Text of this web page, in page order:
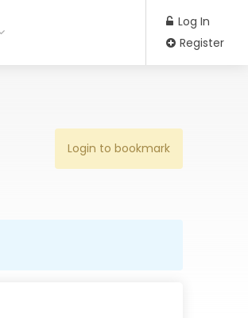
Log In
Register
Login to bookmark